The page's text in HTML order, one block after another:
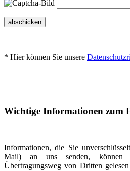
abschicken
* Hier können Sie unsere
Wichtige Informationen zum
Informationen, die Sie
Mail) an uns senden, können
Übertragungsweg von Dritten